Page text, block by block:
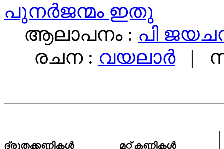
പുനർജന്മം ഇതു
ആലാപനം : പി
രചന : വയലാര്‍|
ദ്രുതക്കണ്ണികള്‍ മറ്റ് കണ്ണികള്‍